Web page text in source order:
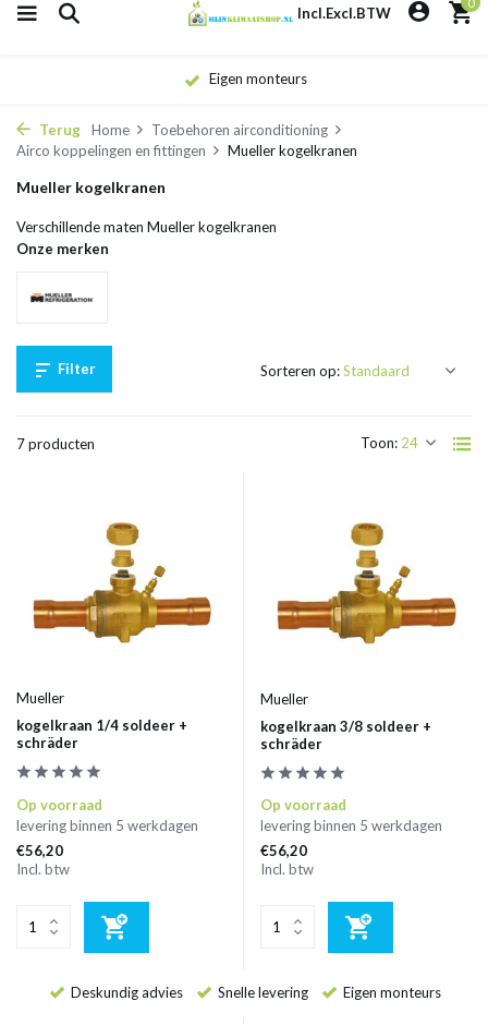
Incl.Excl.BTW
Eigen monteurs
Terug Home
Toebehoren airconditioning
Airco koppelingen en fittingen
Mueller kogelkranen
Mueller kogelkranen
Verschillende maten Mueller kogelkranen
Onze merken
Filter
7 producten Toon:
Sorteren op:
Mueller
kogelkraan 1/4 soldeer +
schräder
Op voorraad
levering binnen 5 werkdagen
€56,20
Incl. btw
Mueller
kogelkraan 3/8 soldeer +
schräder
Op voorraad
levering binnen 5 werkdagen
€56,20
Incl. btw
Deskundig advies Snelle levering Eigen monteurs